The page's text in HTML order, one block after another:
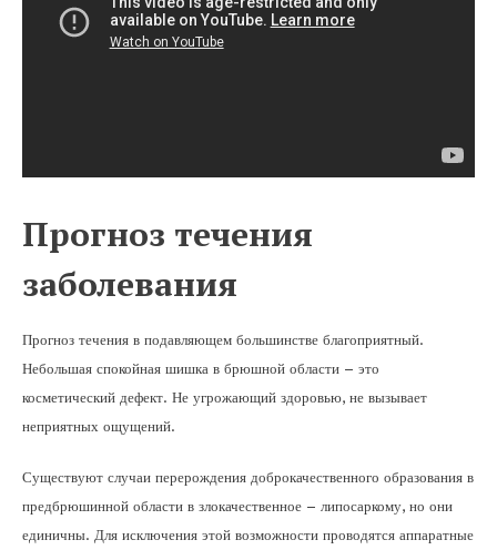
Прогноз течения
заболевания
Прогноз течения в подавляющем большинстве благоприятный.
Небольшая спокойная шишка в брюшной области – это
косметический дефект. Не угрожающий здоровью, не вызывает
неприятных ощущений.
Существуют случаи перерождения доброкачественного образования в
предбрюшинной области в злокачественное – липосаркому, но они
единичны. Для исключения этой возможности проводятся аппаратные